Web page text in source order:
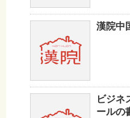
漢院中
ビジネ
ールの